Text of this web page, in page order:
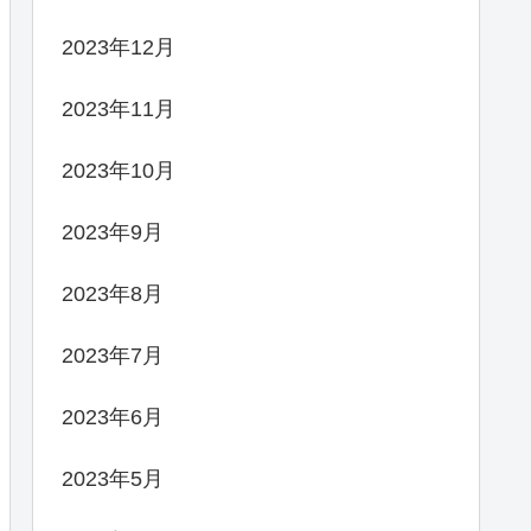
2023年12月
2023年11月
2023年10月
2023年9月
2023年8月
2023年7月
2023年6月
2023年5月